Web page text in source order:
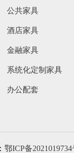
公共家具
酒店家具
金融家具
系统化定制家具
办公配套
鄂ICP备2021019734